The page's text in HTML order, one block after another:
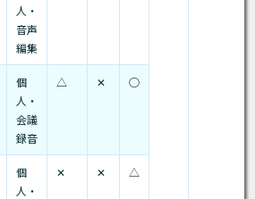
人・
音声
編集
個
人・
会議
録音
△ ✕ ○
個
人・
✕ ✕ △